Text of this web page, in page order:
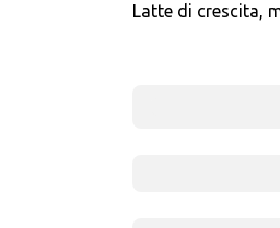
Latte di crescita,